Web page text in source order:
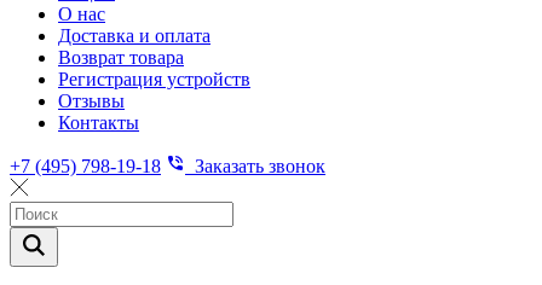
О нас
Доставка и оплата
Возврат товара
Регистрация устройств
Отзывы
Контакты
+7 (495) 798-19-18 Заказать звонок